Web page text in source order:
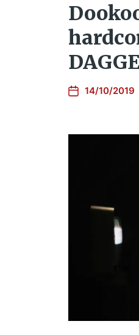
14/10/2019